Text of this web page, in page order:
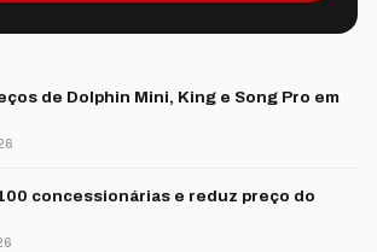
de Dolphin Mini, King e Song Pro em
concessionárias e reduz preço do